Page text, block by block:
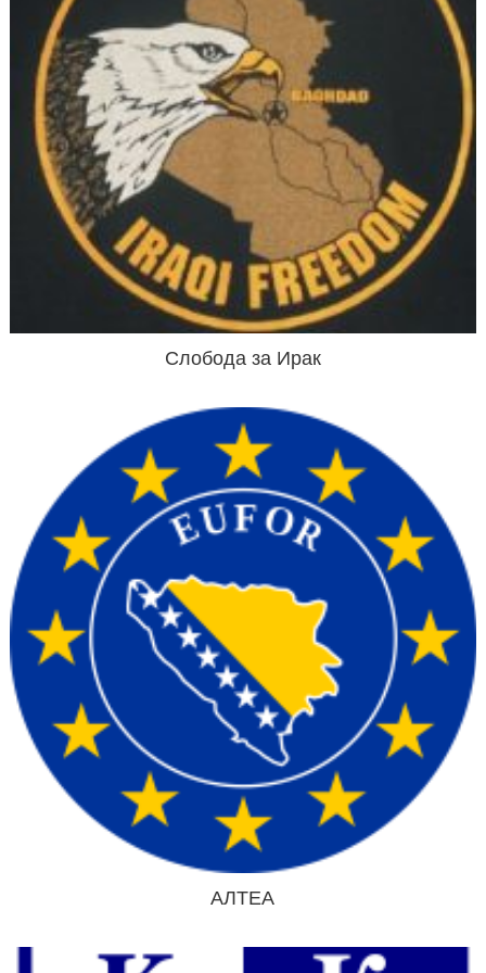
Слобода за Ирак
АЛТЕА